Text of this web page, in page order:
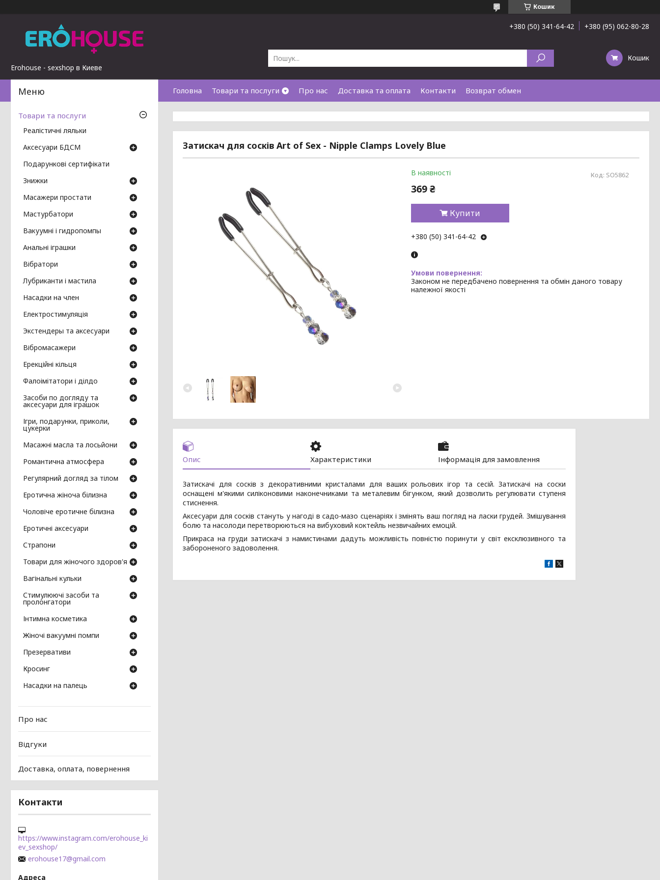
Кошик
Erohouse - sexshop в Киеве
+380 (50) 341-64-42 +380 (95) 062-80-28
Кошик
Головна Товари та послуги Про нас Доставка та оплата Контакти Возврат обмен
Затискач для сосків Art of Sex - Nipple Clamps Lovely Blue
В наявності Код: SO5862
369 ₴
Купити
+380 (50) 341-64-42
Законом не передбачено повернення та обмін даного товару
належної якості
Опис Характеристики Інформація для замовлення
Затискачі для сосків з декоративними кристалами для ваших рольових ігор та сесій. Затискачі на соски
оснащені м'якими силіконовими наконечниками та металевим бігунком, який дозволить регулювати ступеня
стиснення.
Аксесуари для сосків стануть у нагоді в садо-мазо сценаріях і змінять ваш погляд на ласки грудей. Змішування
болю та насолоди перетворюються на вибуховий коктейль незвичайних емоцій.
Прикраса на груди затискачі з намистинами дадуть можливість повністю поринути у світ ексклюзивного та
забороненого задоволення.
Товари та послуги
Реалістичні ляльки
Аксесуари БДСМ
Подарункові сертифікати
Знижки
Масажери простати
Мастурбатори
Вакуумні і гидропомпы
Анальні іграшки
Вібратори
Лубриканти і мастила
Насадки на член
Електростимуляція
Экстендеры та аксесуари
Вібромасажери
Ерекційні кільця
Фалоімітатори і ділдо
Засоби по догляду та
аксесуари для іграшок
Ігри, подарунки, приколи,
цукерки
Масажні масла та лосьйони
Романтична атмосфера
Регулярний догляд за тілом
Еротична жіноча білизна
Чоловіче еротичне білизна
Еротичні аксесуари
Страпони
Товари для жіночого здоров'я
Вагінальні кульки
Стимулюючі засоби та
пролонгатори
Інтимна косметика
Жіночі вакуумні помпи
Презервативи
Кросинг
Насадки на палець
Про нас
Відгуки
Доставка, оплата, повернення
Контакти
https://www.instagram.com/erohouse_ki
ev_sexshop/
erohouse17@gmail.com